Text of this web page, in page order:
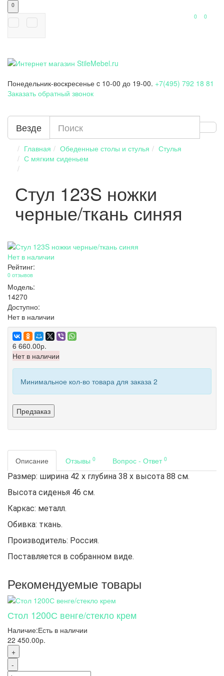
0
0
0
Понедельник-воскресенье c 10-00 до 19-00. +7(495) 792 18 81
Заказать обратный звонок
Везде
Главная Обеденные столы и стулья
Стулья
С мягким сиденьем
Стул 123S ножки
черные/ткань синяя
Нет в наличии
Рейтинг:
0 отзывов
Модель:
14270
Доступно:
Нет в наличии
6 660.00р.
Нет в наличии
Минимальное кол-во товара для заказа 2
Предзаказ
Описание Отзывы 0 Вопрос - Ответ 0
Размер: ширина 42 x глубина 38 x высота 88 см.
Высота сиденья 46 см.
Каркас: металл.
Обивка: ткань.
Производитель: Россия.
Поставляется в собранном виде.
Рекомендуемые товары
Стол 1200С венге/стекло крем
Наличие:Есть в наличии
22 450.00р.
+
-